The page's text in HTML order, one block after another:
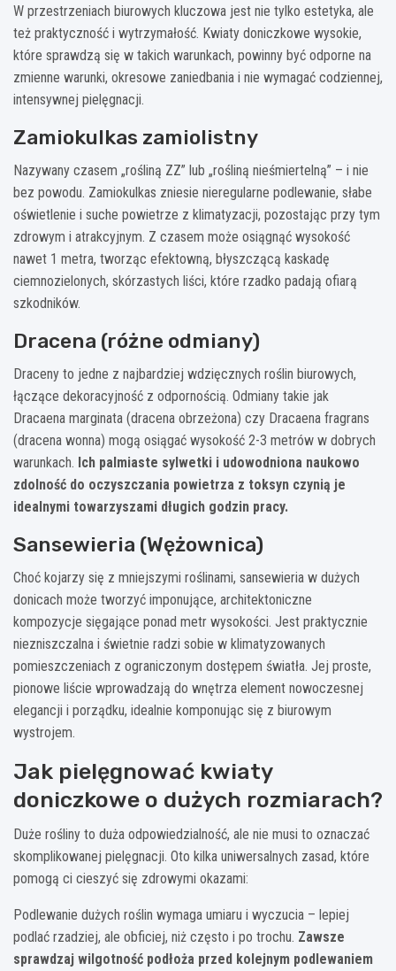
W przestrzeniach biurowych kluczowa jest nie tylko estetyka, ale
też praktyczność i wytrzymałość. Kwiaty doniczkowe wysokie,
które sprawdzą się w takich warunkach, powinny być odporne na
zmienne warunki, okresowe zaniedbania i nie wymagać codziennej,
intensywnej pielęgnacji.
Zamiokulkas zamiolistny
Nazywany czasem „rośliną ZZ” lub „rośliną nieśmiertelną” – i nie
bez powodu. Zamiokulkas zniesie nieregularne podlewanie, słabe
oświetlenie i suche powietrze z klimatyzacji, pozostając przy tym
zdrowym i atrakcyjnym. Z czasem może osiągnąć wysokość
nawet 1 metra, tworząc efektowną, błyszczącą kaskadę
ciemnozielonych, skórzastych liści, które rzadko padają ofiarą
szkodników.
Dracena (różne odmiany)
Draceny to jedne z najbardziej wdzięcznych roślin biurowych,
łączące dekoracyjność z odpornością. Odmiany takie jak
Dracaena marginata (dracena obrzeżona) czy Dracaena fragrans
(dracena wonna) mogą osiągać wysokość 2-3 metrów w dobrych
warunkach. Ich palmiaste sylwetki i udowodniona naukowo
zdolność do oczyszczania powietrza z toksyn czynią je
idealnymi towarzyszami długich godzin pracy.
Sansewieria (Wężownica)
Choć kojarzy się z mniejszymi roślinami, sansewieria w dużych
donicach może tworzyć imponujące, architektoniczne
kompozycje sięgające ponad metr wysokości. Jest praktycznie
niezniszczalna i świetnie radzi sobie w klimatyzowanych
pomieszczeniach z ograniczonym dostępem światła. Jej proste,
pionowe liście wprowadzają do wnętrza element nowoczesnej
elegancji i porządku, idealnie komponując się z biurowym
wystrojem.
Jak pielęgnować kwiaty
doniczkowe o dużych rozmiarach?
Duże rośliny to duża odpowiedzialność, ale nie musi to oznaczać
skomplikowanej pielęgnacji. Oto kilka uniwersalnych zasad, które
pomogą ci cieszyć się zdrowymi okazami:
Podlewanie dużych roślin wymaga umiaru i wyczucia – lepiej
podlać rzadziej, ale obficiej, niż często i po trochu. Zawsze
sprawdzaj wilgotność podłoża przed kolejnym podlewaniem